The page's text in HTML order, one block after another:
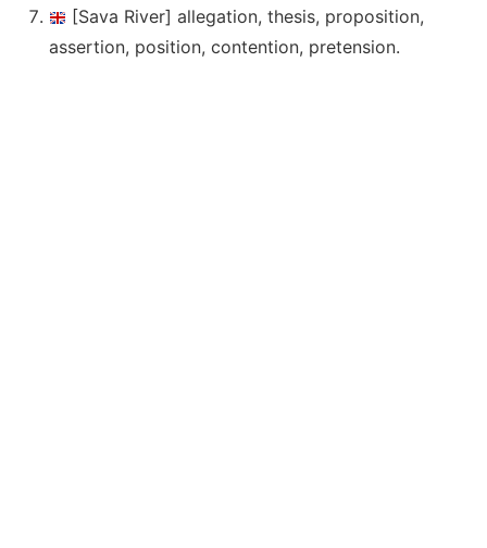
[Sava River] allegation, thesis, proposition,
assertion, position, contention, pretension.